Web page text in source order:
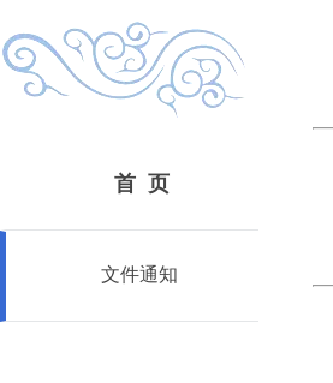
首 页
文件通知